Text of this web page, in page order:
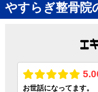
やすらぎ整骨院